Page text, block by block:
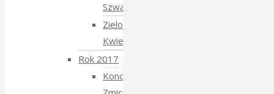
Szwajcarski
Zielony
Kwiecień
Rok 2017
Koncert